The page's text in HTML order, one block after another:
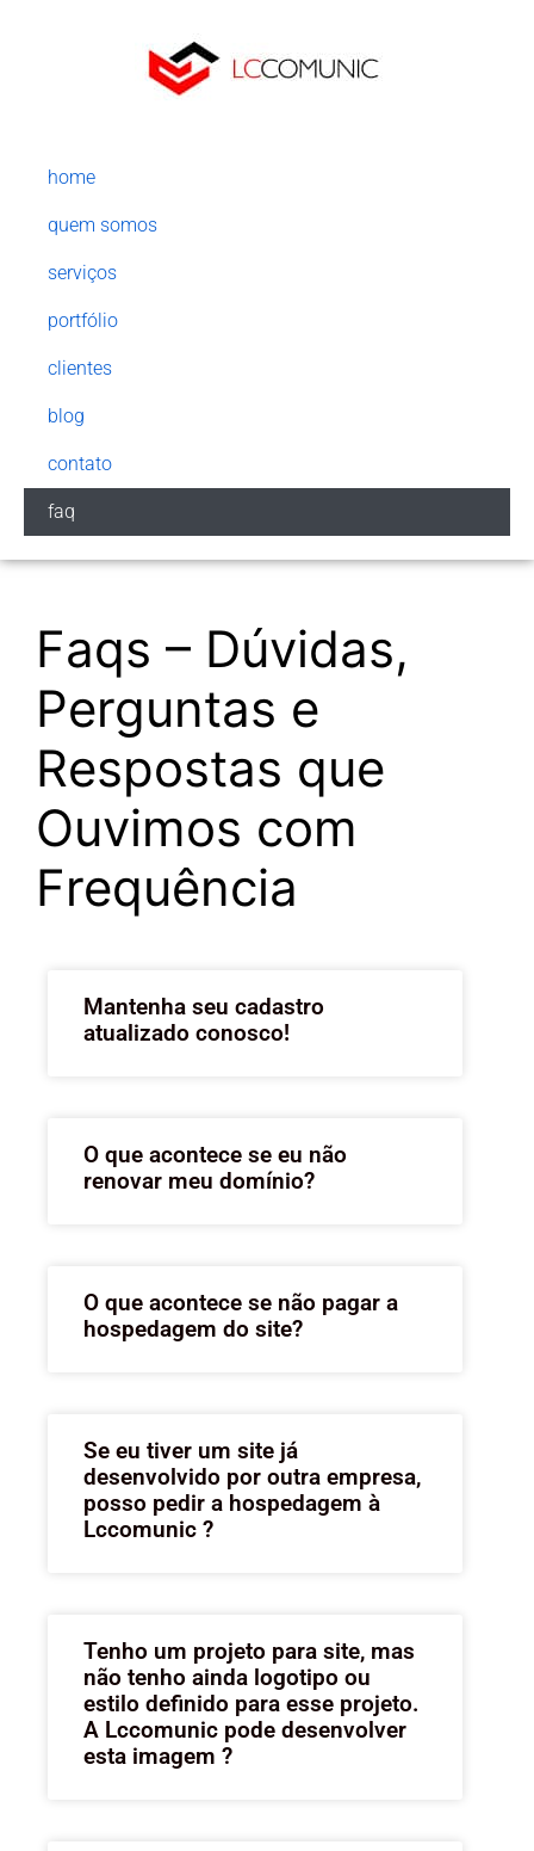
home
quem somos
serviços
portfólio
clientes
blog
contato
faq
Faqs – Dúvidas,
Perguntas e
Respostas que
Ouvimos com
Frequência
Mantenha seu cadastro
atualizado conosco!
O que acontece se eu não
renovar meu domínio?
O que acontece se não pagar a
hospedagem do site?
Se eu tiver um site já
desenvolvido por outra empresa,
posso pedir a hospedagem à
Lccomunic ?
Tenho um projeto para site, mas
não tenho ainda logotipo ou
estilo definido para esse projeto.
A Lccomunic pode desenvolver
esta imagem ?